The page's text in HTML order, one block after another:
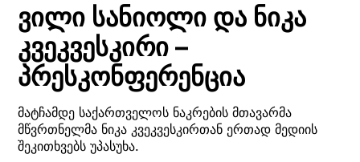
ვილი სანიოლი და ნიკა
კვეკვესკირი –
პრესკონფერენცია
მატჩამდე საქართველოს ნაკრების მთავარმა
მწვრთნელმა ნიკა კვეკვესკირთან ერთად მედიის
შეკითხვებს უპასუხა.